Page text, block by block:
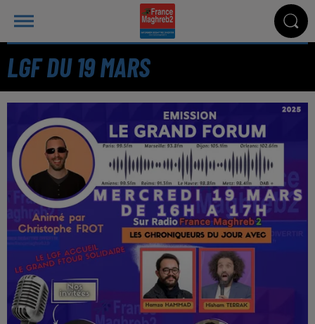
LGF DU 19 MARS